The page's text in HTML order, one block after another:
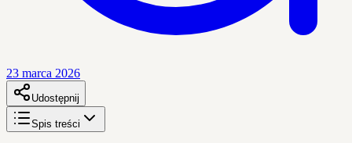
23 marca 2026
Udostępnij
Spis treści